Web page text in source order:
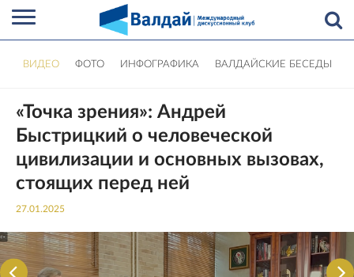
ВИДЕО ФОТО ИНФОГРАФИКА ВАЛДАЙСКИЕ БЕСЕДЫ
«Точка зрения»: Андрей
Быстрицкий о человеческой
цивилизации и основных вызовах,
стоящих перед ней
27.01.2025